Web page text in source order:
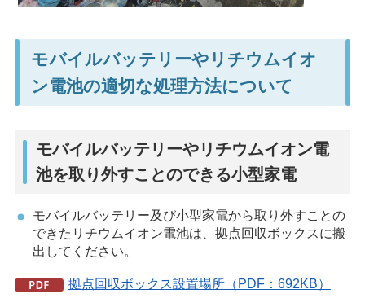
モバイルバッテリーやリチウムイオ
ン電池の適切な処理方法について
モバイルバッテリーやリチウムイオン電
池を取り外すことのできる小型家電
モバイルバッテリー及び小型家電から取り外すことの
できたリチウムイオン電池は、拠点回収ボックスに搬
出してください。
拠点回収ボックス設置場所（PDF：692KB）